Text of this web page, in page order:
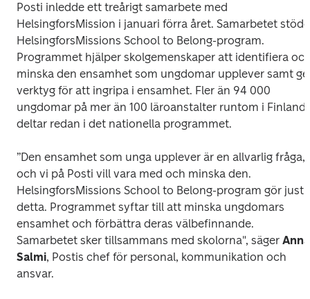
Posti inledde ett treårigt samarbete med
HelsingforsMission i januari förra året. Samarbetet
HelsingforsMissions School to Belong-program.
Programmet hjälper skolgemenskaper att identifiera
minska den ensamhet som ungdomar upplever samt
verktyg för att ingripa i ensamhet. Fler än 94 000
ungdomar på mer än 100 läroanstalter runtom i Finland
deltar redan i det nationella programmet.
”Den ensamhet som unga upplever är en allvarlig fråga,
och vi på Posti vill vara med och minska den.
HelsingforsMissions School to Belong-program gör just
detta. Programmet syftar till att minska ungdomars
ensamhet och förbättra deras välbefinnande.
Samarbetet sker tillsammans med skolorna", säger Anna
Salmi, Postis chef för personal, kommunikation och
ansvar.